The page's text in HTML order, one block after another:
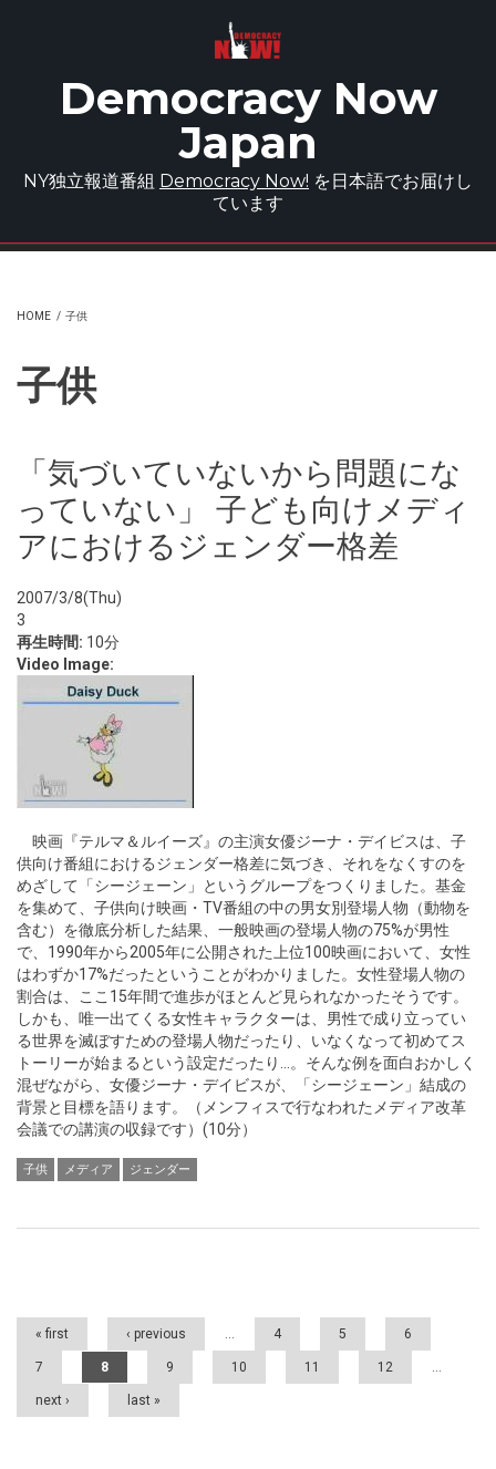
Democracy Now
Japan
NY独立報道番組 Democracy Now! を日本語でお届けし
ています
HOME / 子供
子供
「気づいていないから問題にな
っていない」 子ども向けメディ
アにおけるジェンダー格差
2007/3/8(Thu)
3
再生時間: 10分
Video Image:
映画『テルマ＆ルイーズ』の主演女優ジーナ・デイビスは、子
供向け番組におけるジェンダー格差に気づき、それをなくすのを
めざして「シージェーン」というグループをつくりました。基金
を集めて、子供向け映画・TV番組の中の男女別登場人物（動物を
含む）を徹底分析した結果、一般映画の登場人物の75%が男性
で、1990年から2005年に公開された上位100映画において、女性
はわずか17%だったということがわかりました。女性登場人物の
割合は、ここ15年間で進歩がほとんど見られなかったそうです。
しかも、唯一出てくる女性キャラクターは、男性で成り立ってい
る世界を滅ぼすための登場人物だったり、いなくなって初めてス
トーリーが始まるという設定だったり…。そんな例を面白おかしく
混ぜながら、女優ジーナ・デイビスが、「シージェーン」結成の
背景と目標を語ります。（メンフィスで行なわれたメディア改革
会議での講演の収録です）(10分）
子供 メディア ジェンダー
Pages
« first ‹ previous … 4 5 6
7 8 9 10 11 12 …
next › last »